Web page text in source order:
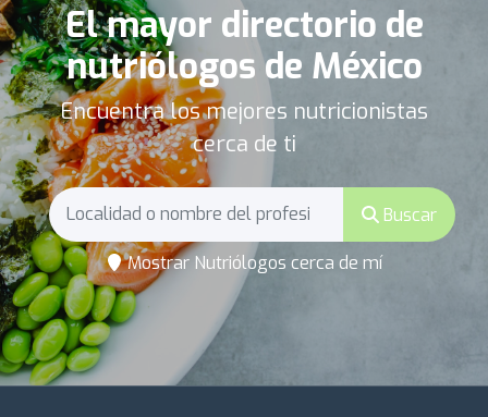
El mayor directorio de
nutriólogos de México
Encuentra los mejores nutricionistas
cerca de ti
Buscar
Mostrar Nutriólogos cerca de mí